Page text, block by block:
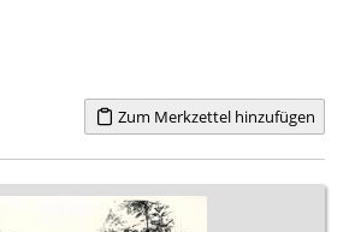
Zum Merkzettel hinzufügen